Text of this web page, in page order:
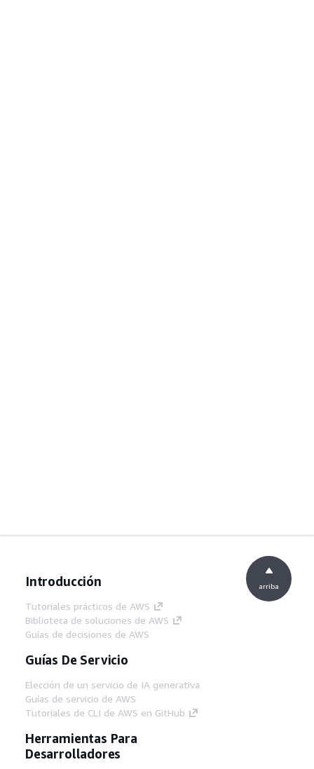
Introducción
Tutoriales prácticos de AWS
Biblioteca de soluciones de AWS
Guías de decisiones de AWS
Guías De Servicio
Elección de un servicio de IA generativa
Guías de servicio de AWS
Tutoriales de CLI de AWS en GitHub
Herramientas Para
Desarrolladores
arriba